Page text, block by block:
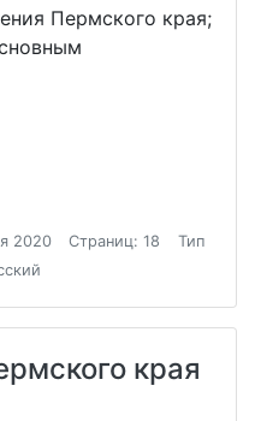
Пермского края;
2020 Страниц: 18
Тип
края